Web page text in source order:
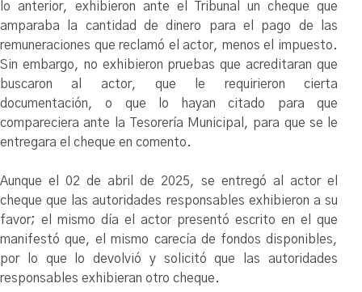
lo anterior, exhibieron ante el Tribunal un cheque que
amparaba la cantidad de dinero para el pago de las
remuneraciones que reclamó el actor, menos el impuesto.
Sin embargo, no exhibieron pruebas que acreditaran que
buscaron al actor, que le requirieron cierta
documentación, o que lo hayan citado para que
compareciera ante la Tesorería Municipal, para que se le
entregara el cheque en comento.
Aunque el 02 de abril de 2025, se entregó al actor el
cheque que las autoridades responsables exhibieron a su
favor; el mismo día el actor presentó escrito en el que
manifestó que, el mismo carecía de fondos disponibles,
por lo que lo devolvió y solicitó que las autoridades
responsables exhibieran otro cheque.